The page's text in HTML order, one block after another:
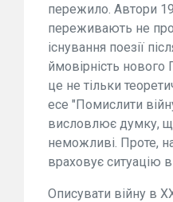
пережило. Автори
переживають не
існування поезії
ймовірність нового
це не тільки
есе "Помислити
висловлює думку, що
неможливі. Проте,
враховує ситуацію в
Описувати війну в